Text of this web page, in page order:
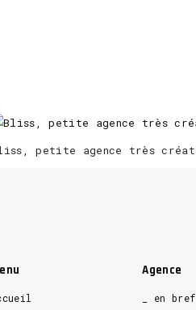
petite agence très
Agence
_ en bref